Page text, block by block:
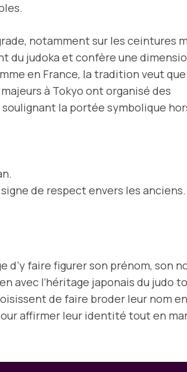
notamment sur les ceintures
du judoka et confère une
en France, la tradition veut
à Tokyo ont organisé des
la portée symbolique
de respect envers les anciens.
d’y faire figurer son prénom, son
avec l’héritage japonais du judo
de faire broder leur nom en
affirmer leur identité tout en